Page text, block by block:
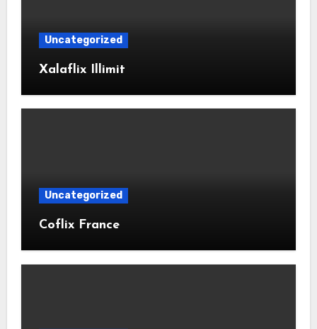
Uncategorized
Xalaflix Illimit
Uncategorized
Coflix France